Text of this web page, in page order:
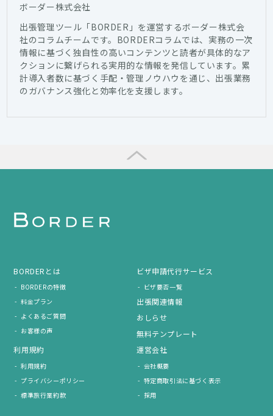
ボーダー株式会社
出張管理ツール「BORDER」を運営するボーダー株式会
社のコラムチームです。BORDERコラムでは、実務の一次
情報に基づく独自性の高いコンテンツと読者が具体的なア
クションに繋げられる実用的な情報を発信しています。累
計導入者数に基づく手配・管理ノウハウを通じ、出張業務
のガバナンス強化と効率化を支援します。
BORDERとは
BORDERの特徴
料金プラン
よくあるご質問
お客様の声
ビザ申請代行サービス
ビザ要否一覧
出張関連情報
おしらせ
無料テンプレート
利用規約
利用規約
プライバシーポリシー
標準旅行業約款
運営会社
会社概要
特定商取引法に基づく表示
採用